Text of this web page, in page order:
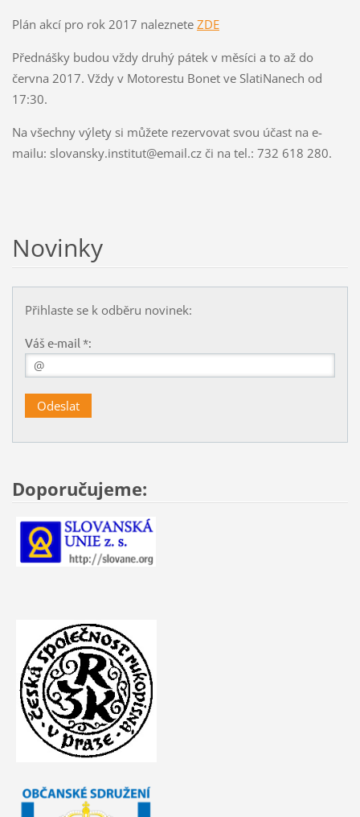
Plán akcí pro rok 2017 naleznete ZDE
Přednášky budou vždy druhý pátek v měsíci a to až do
června 2017. Vždy v Motorestu Bonet ve SlatiNanech od
17:30.
Na všechny výlety si můžete rezervovat svou účast na e-
mailu: slovansky.institut@email.cz či na tel.: 732 618 280.
Novinky
Přihlaste se k odběru novinek:
Váš e-mail *:
Doporučujeme: